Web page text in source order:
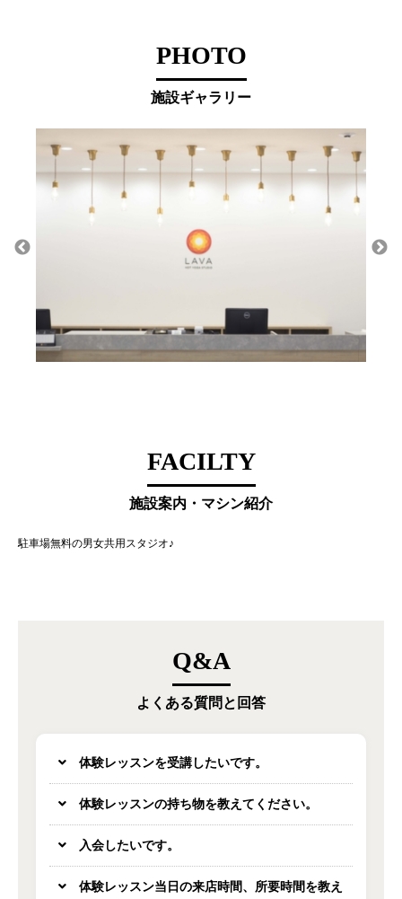
PHOTO
施設ギャラリー
FACILTY
施設案内・マシン紹介
駐車場無料の男女共用スタジオ♪
Q&A
よくある質問と回答
体験レッスンを受講したいです。
体験レッスンの持ち物を教えてください。
入会したいです。
体験レッスン当日の来店時間、所要時間を教え